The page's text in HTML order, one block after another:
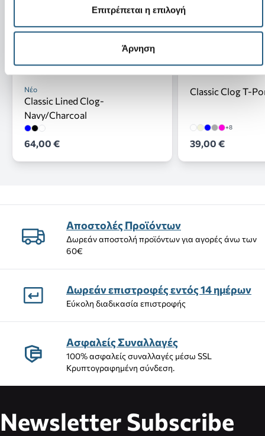
Επιτρέπεται η επιλογή
Άρνηση
Νέο
Classic Lined Clog-
Navy/Charcoal
64,00 €
Classic Clog T-
+8
39,00 €
Αποστολές Προϊόντων
Δωρεάν αποστολή προϊόντων για αγορές άνω των
60€
Δωρεάν επιστροφές εντός 14 ημέρων
Εύκολη διαδικασία επιστροφής
Ασφαλείς Συναλλαγές
100% ασφαλείς συναλλαγές μέσω SSL
Κρυπτογραφημένη σύνδεση.
Newsletter Subscribe